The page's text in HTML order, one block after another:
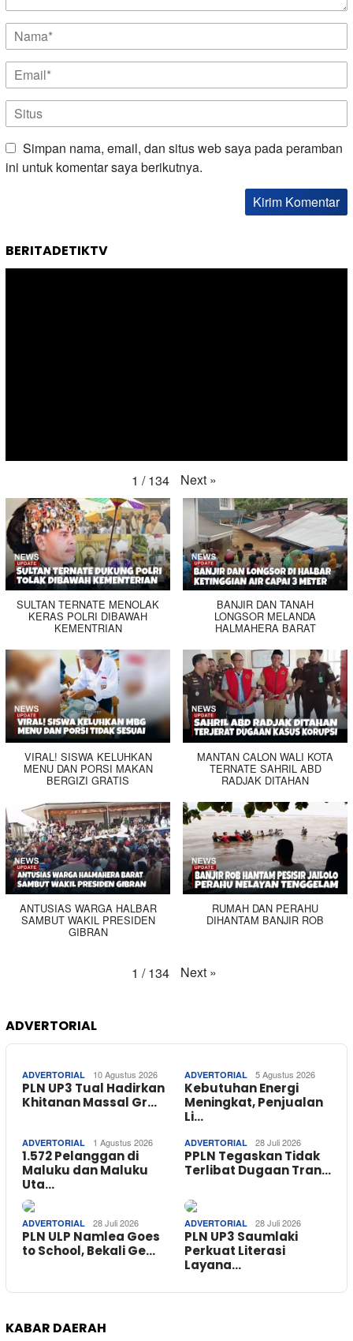
Simpan nama, email, dan situs web saya pada peramban
ini untuk komentar saya berikutnya.
BERITADETIKTV
1 / 134 Next »
SULTAN TERNATE MENOLAK
KERAS POLRI DIBAWAH
KEMENTRIAN
BANJIR DAN TANAH
LONGSOR MELANDA
HALMAHERA BARAT
VIRAL! SISWA KELUHKAN
MENU DAN PORSI MAKAN
BERGIZI GRATIS
MANTAN CALON WALI KOTA
TERNATE SAHRIL ABD
RADJAK DITAHAN
ANTUSIAS WARGA HALBAR
SAMBUT WAKIL PRESIDEN
GIBRAN
RUMAH DAN PERAHU
DIHANTAM BANJIR ROB
1 / 134 Next »
ADVERTORIAL
ADVERTORIAL 10 Agustus 2026
PLN UP3 Tual Hadirkan
Khitanan Massal Gr…
ADVERTORIAL 5 Agustus 2026
Kebutuhan Energi
Meningkat, Penjualan
Li…
ADVERTORIAL 1 Agustus 2026
1.572 Pelanggan di
Maluku dan Maluku
Uta…
ADVERTORIAL 28 Juli 2026
PPLN Tegaskan Tidak
Terlibat Dugaan Tran…
ADVERTORIAL 28 Juli 2026
PLN ULP Namlea Goes
to School, Bekali Ge…
ADVERTORIAL 28 Juli 2026
PLN UP3 Saumlaki
Perkuat Literasi
Layana…
KABAR DAERAH